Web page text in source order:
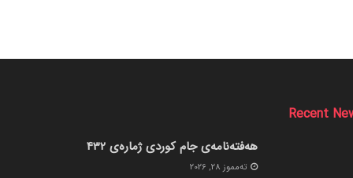
Recent
هەفتەنامەی جام کوردی ژمارەی 432
ته‌مموز 28, 2026